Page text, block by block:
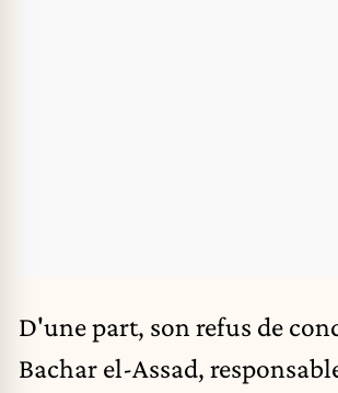
D'une part, son refus de
Bachar el-Assad,